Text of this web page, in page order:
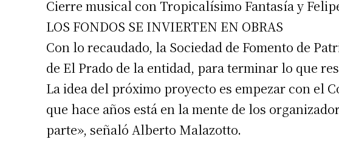
Cierre musical con Tropicalísimo Fantasía y
LOS FONDOS SE INVIERTEN EN OBRAS
Con lo recaudado, la Sociedad de Fomento de
de El Prado de la entidad, para terminar lo que
La idea del próximo proyecto es empezar con el
que hace años está en la mente de los
parte», señaló Alberto Malazotto.